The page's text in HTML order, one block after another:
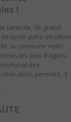
!
canicule, de grand
toute autre situation
la commune veille
les plus fragiles.
des
permet […]